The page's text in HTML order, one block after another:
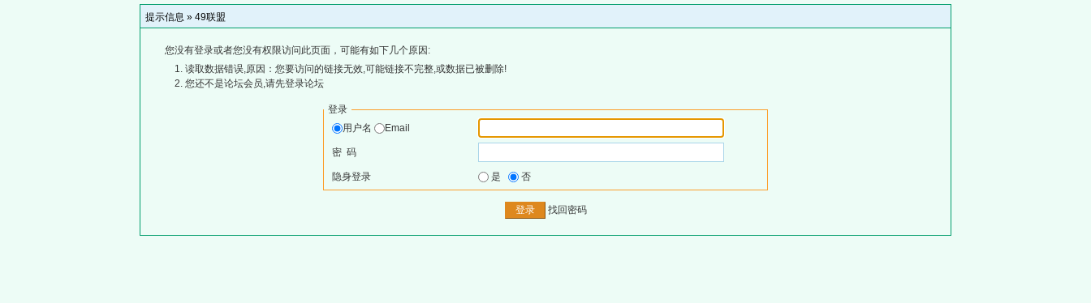
提示信息 » 49联盟
您没有登录或者您没有权限访问此页面，可能有如下几个原因:
读取数据错误,原因：您要访问的链接无效,可能链接不完整,或数据已被删除!
您还不是论坛会员,请先登录论坛
登录
用户名
Email
密 码
隐身登录 是 否
找回密码